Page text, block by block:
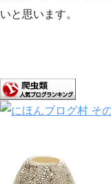
いと思います。